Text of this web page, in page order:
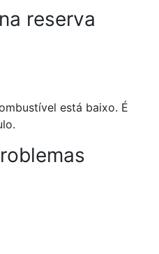
reserva
está baixo. É